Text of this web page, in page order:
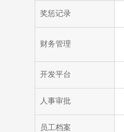
奖惩记录
财务管理
开发平台
人事审批
员工档案